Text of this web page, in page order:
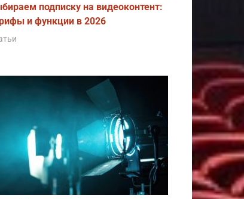
подписку на видеоконтент:
и функции в 2026